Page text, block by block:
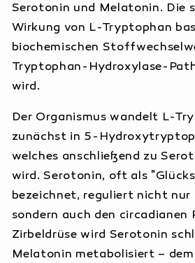
Wirksamkeit
Timing und
Wichtige
Langfristige Strategien
nachhaltigen gesunden
Synergistische
Kofaktoren
Häufig gestellte
Tryptophan
Serotonin und Melatonin. Die
Wirkung von L-Tryptophan
biochemischen
Tryptophan-Hydroxylase-
wird.
Der Organismus wandelt L-
zunächst in 5-
welches anschließend zu
wird. Serotonin, oft als
bezeichnet, reguliert nicht nur
sondern auch den circadianen
Zirbeldrüse wird Serotonin
Melatonin metabolisiert –